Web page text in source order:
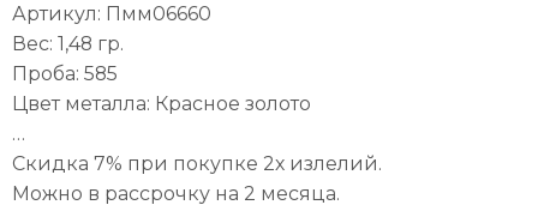
Артикул: Пмм06660
Вес: 1,48 гр.
Проба: 585
Цвет металла: Красное золото
…
Скидка 7% при покупке 2х излелий.
Можно в рассрочку на 2 месяца.